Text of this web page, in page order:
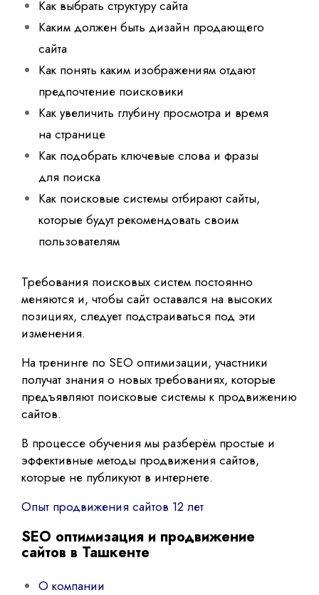
Как выбрать структуру сайта
Каким должен быть дизайн продающего
сайта
Как понять каким изображениям отдают
предпочтение поисковики
Как увеличить глубину просмотра и время
на странице
Как подобрать ключевые слова и фразы
для поиска
Как поисковые системы отбирают сайты,
которые будут рекомендовать своим
пользователям
Требования поисковых систем постоянно
меняются и, чтобы сайт оставался на высоких
позициях, следует подстраиваться под эти
изменения.
На тренинге по SEO оптимизации, участники
получат знания о новых требованиях, которые
предъявляют поисковые системы к продвижению
сайтов.
В процессе обучения мы разберём простые и
эффективные методы продвижения сайтов,
которые не публикуют в интернете.
Опыт продвижения сайтов 12 лет
SEO оптимизация и продвижение
сайтов в Ташкенте
О компании